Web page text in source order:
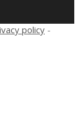
policy -